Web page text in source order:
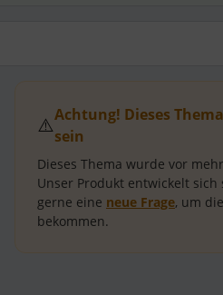
⚠️Achtung! Dieses
sein
Dieses Thema wurde vor
Unser Produkt entwickelt
gerne eine neue Frage, um
bekommen.